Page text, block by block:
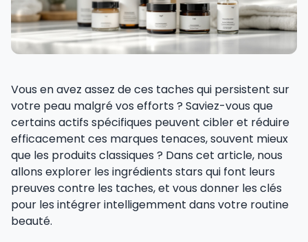
Vous en avez assez de ces taches qui persistent sur
votre peau malgré vos efforts ? Saviez-vous que
certains actifs spécifiques peuvent cibler et réduire
efficacement ces marques tenaces, souvent mieux
que les produits classiques ? Dans cet article, nous
allons explorer les ingrédients stars qui font leurs
preuves contre les taches, et vous donner les clés
pour les intégrer intelligemment dans votre routine
beauté.